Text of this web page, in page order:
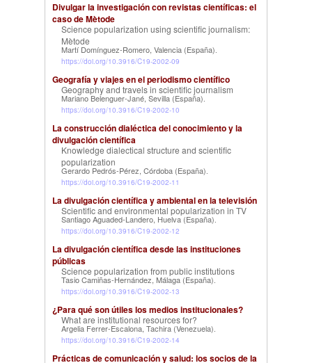
Divulgar la investigación con revistas científicas: el
caso de Mètode
Science popularization using scientific journalism:
Mètode
Martí Domínguez-Romero, Valencia (España).
https://doi.org/10.3916/C19-2002-09
Geografía y viajes en el periodismo científico
Geography and travels in scientific journalism
Mariano Belenguer-Jané, Sevilla (España).
https://doi.org/10.3916/C19-2002-10
La construcción dialéctica del conocimiento y la
divulgación científica
Knowledge dialectical structure and scientific
popularization
Gerardo Pedrós-Pérez, Córdoba (España).
https://doi.org/10.3916/C19-2002-11
La divulgación científica y ambiental en la televisión
Scientific and environmental popularization in TV
Santiago Aguaded-Landero, Huelva (España).
https://doi.org/10.3916/C19-2002-12
La divulgación científica desde las instituciones
públicas
Science popularization from public institutions
Tasio Camiñas-Hernández, Málaga (España).
https://doi.org/10.3916/C19-2002-13
¿Para qué son útiles los medios institucionales?
What are institutional resources for?
Argelia Ferrer-Escalona, Tachira (Venezuela).
https://doi.org/10.3916/C19-2002-14
Prácticas de comunicación y salud: los socios de la